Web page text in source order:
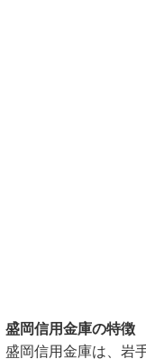
盛岡信用金庫の特徴
盛岡信用金庫は、岩